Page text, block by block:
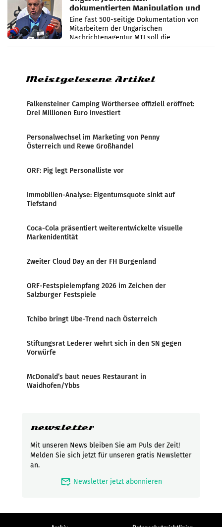
dokumentierten Manipulation und
Zensur
Eine fast 500-seitige Dokumentation von
Mitarbeitern der Ungarischen
Nachrichtenagentur MTI soll die
systematische Nachrichten-Manipulation und
Meistgelesene Artikel
Falkensteiner Camping Wörthersee offiziell eröffnet:
Drei Millionen Euro investiert
Personalwechsel im Marketing von Penny
Österreich und Rewe Großhandel
ORF: Pig legt Personalliste vor
Immobilien-Analyse: Eigentumsquote sinkt auf
Tiefstand
Coca-Cola präsentiert weiterentwickelte visuelle
Markenidentität
Zweiter Cloud Day an der FH Burgenland
ORF-Festspielempfang 2026 im Zeichen der
Salzburger Festspiele
Tchibo bringt Ube-Trend nach Österreich
Stiftungsrat Lederer wehrt sich in den SN gegen
Vorwürfe
McDonald’s baut neues Restaurant in
Waidhofen/Ybbs
newsletter
Mit unseren News bleiben Sie am Puls der Zeit!
Melden Sie sich jetzt für unseren gratis Newsletter
an.
mark_email_read Newsletter jetzt abonnieren